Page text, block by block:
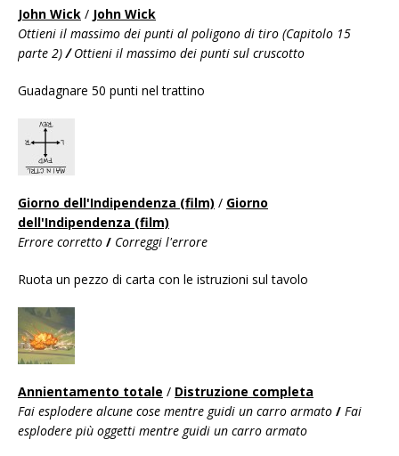
John Wick / John Wick
Ottieni il massimo dei punti al poligono di tiro (Capitolo 15
parte 2) /Ottieni il massimo dei punti sul cruscotto
Guadagnare 50 punti nel trattino
Giorno dell'Indipendenza (film) / Giorno
dell'Indipendenza (film)
Errore corretto / Correggi l'errore
Ruota un pezzo di carta con le istruzioni sul tavolo
Annientamento totale / Distruzione completa
Fai esplodere alcune cose mentre guidi un carro armato / Fai
esplodere più oggetti mentre guidi un carro armato